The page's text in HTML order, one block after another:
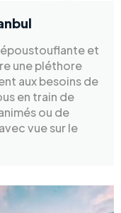
et
une pléthore
aux besoins de
en train de
ou de
vue sur le